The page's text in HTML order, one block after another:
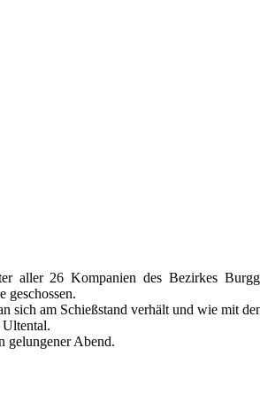
26 Kompanien des Bezirkes
geschossen.
am Schießstand verhält und wie mit
Ultental.
gelungener Abend.